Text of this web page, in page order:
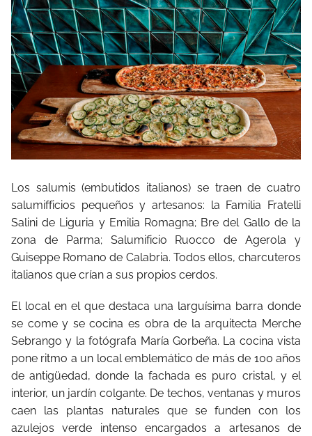
Los salumis (embutidos italianos) se traen de cuatro
salumifficios pequeños y artesanos: la Familia Fratelli
Salini de Liguria y Emilia Romagna; Bre del Gallo de la
zona de Parma; Salumificio Ruocco de Agerola y
Guiseppe Romano de Calabria. Todos ellos, charcuteros
italianos que crían a sus propios cerdos.
El local en el que destaca una larguísima barra donde
se come y se cocina es obra de la arquitecta Merche
Sebrango y la fotógrafa María Gorbeña. La cocina vista
pone ritmo a un local emblemático de más de 100 años
de antigüedad, donde la fachada es puro cristal, y el
interior, un jardín colgante. De techos, ventanas y muros
caen las plantas naturales que se funden con los
azulejos verde intenso encargados a artesanos de